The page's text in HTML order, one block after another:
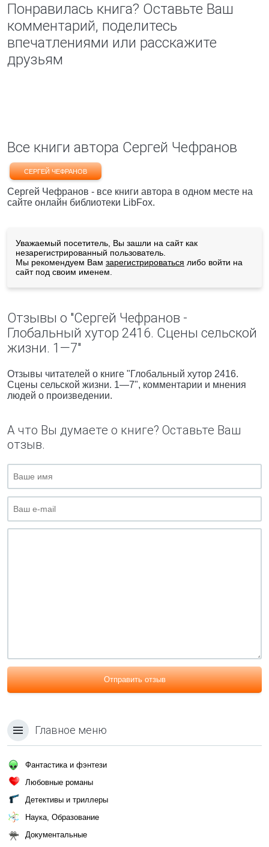
Понравилась книга? Оставьте Ваш
комментарий, поделитесь
впечатлениями или расскажите
друзьям
Все книги автора Сергей Чефранов
СЕРГЕЙ ЧЕФРАНОВ
Сергей Чефранов - все книги автора в одном месте на
сайте онлайн библиотеки LibFox.
Уважаемый посетитель, Вы зашли на сайт как
незарегистрированный пользователь.
Мы рекомендуем Вам зарегистрироваться либо войти на
сайт под своим именем.
Отзывы о "Сергей Чефранов -
Глобальный хутор 2416. Сцены сельской
жизни. 1—7"
Отзывы читателей о книге "Глобальный хутор 2416.
Сцены сельской жизни. 1—7", комментарии и мнения
людей о произведении.
А что Вы думаете о книге? Оставьте Ваш
отзыв.
Отправить отзыв
Главное меню
Фантастика и фэнтези
Любовные романы
Детективы и триллеры
Наука, Образование
Документальные